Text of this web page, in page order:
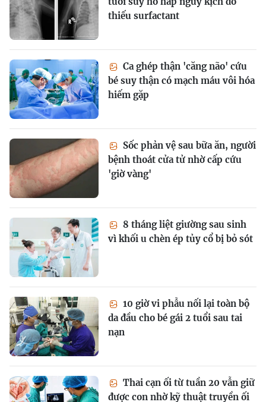
thiếu surfactant
Ca ghép thận 'căng não' cứu
bé suy thận có mạch máu vôi hóa
hiếm gặp
Sốc phản vệ sau bữa ăn, người
bệnh thoát cửa tử nhờ cấp cứu
'giờ vàng'
8 tháng liệt giường sau sinh
vì khối u chèn ép tủy cổ bị bỏ sót
10 giờ vi phẫu nối lại toàn bộ
da đầu cho bé gái 2 tuổi sau tai
nạn
Thai cạn ối từ tuần 20 vẫn giữ
được con nhờ kỹ thuật truyền ối